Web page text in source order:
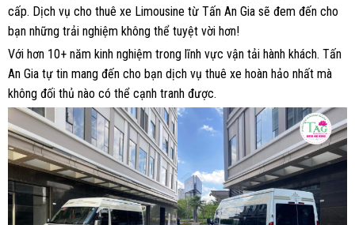
cấp. Dịch vụ cho thuê xe Limousine từ Tấn An Gia sẽ đem đến cho
bạn những trải nghiệm không thể tuyệt vời hơn!
Với hơn 10+ năm kinh nghiệm trong lĩnh vực vận tải hành khách. Tấn
An Gia tự tin mang đến cho bạn dịch vụ thuê xe hoàn hảo nhất mà
không đối thủ nào có thể cạnh tranh được.